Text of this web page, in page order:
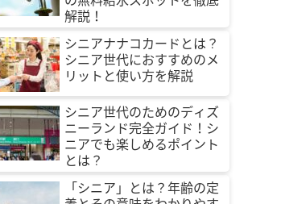
解説！
シニアナナコカードとは？
シニア世代におすすめのメ
リットと使い方を解説
シニア世代のためのディズ
ニーランド完全ガイド！シ
ニアでも楽しめるポイント
とは？
「シニア」とは？年齢の定